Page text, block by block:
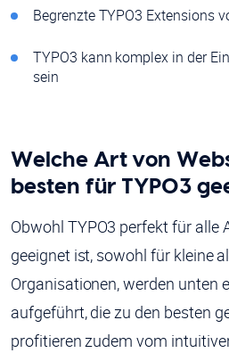
Begrenzte TYPO3 Extensions
TYPO3 kann komplex in der
sein
Welche Art von
besten für TYPO3
Obwohl TYPO3 perfekt für alle
geeignet ist, sowohl für kleine
Organisationen, werden unten
aufgeführt, die zu den besten
profitieren zudem vom